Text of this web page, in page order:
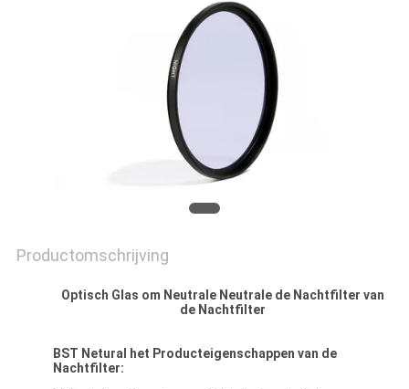
Productomschrijving
Optisch Glas om Neutrale Neutrale de Nachtfilter van
de Nachtfilter
BST Netural het Producteigenschappen van de
Nachtfilter: